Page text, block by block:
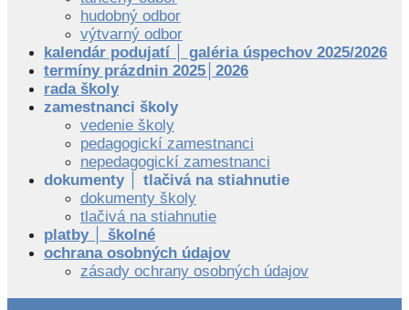
hudobný odbor
výtvarný odbor
kalendár podujatí │ galéria úspechov 2025/2026
termíny prázdnin 2025│2026
rada školy
zamestnanci školy
vedenie školy
pedagogickí zamestnanci
nepedagogickí zamestnanci
dokumenty │ tlačivá na stiahnutie
dokumenty školy
tlačivá na stiahnutie
platby │ školné
ochrana osobných údajov
zásady ochrany osobných údajov